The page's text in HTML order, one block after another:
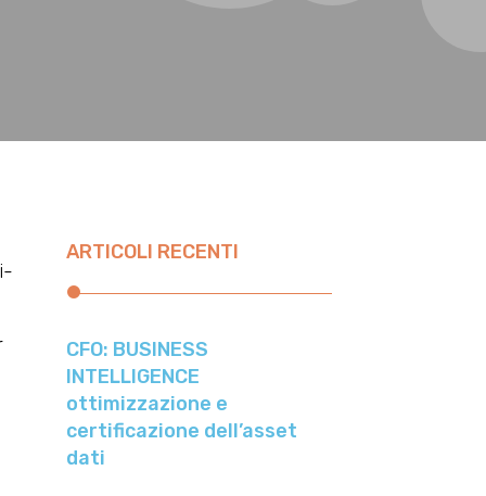
ARTICOLI RECENTI
CFO: BUSINESS
INTELLIGENCE
ottimizzazione e
certificazione dell’asset
dati